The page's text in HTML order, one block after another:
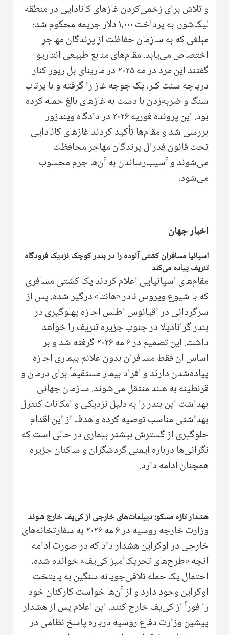
و تلاش برای زخمی‌کردن غازهای کانادایی در منطقه
لیک‌شور، به پرداخت ۱,۰۰۰ دلار جریمه محکوم شد؛
مبلغی که به سازمان حفاظت از پرندگان مهاجر
اختصاص می‌یابد. مقام‌های منابع طبیعی انتاریو
گفتند این مرد در مه ۲۰۲۵ در مارینای بل ریور کنار
دریاچه سنت کلر، یک جوجه غاز را گرفته و با پرتاب
سنگ و ضربه‌زدن با دست به غازهای بالغ حمله کرده
بود. این پرونده فوریه ۲۰۲۶ در دادگاه ویندزور
بررسی شد و مقام‌ها تأکید کردند غازهای کانادایی
تحت قانون فدرال پرندگان مهاجر محافظت
می‌شوند و آسیب‌رساندن به آن‌ها جرم محسوب
می‌شود.
اخبار جهان
اسپانیا مسافران کشتی آلوده را در بندر کوچک نزدیک فرودگاه
تنریف پیاده می‌کند
مقام‌های اسپانیایی اعلام کردند یک کشتی مسافری
که با شیوع ویروس نادر «هانتا» درگیر شده، پس از
سرگردانی در اقیانوس اطلس اجازه پهلوگیری در
بندر گرانادیلا در جنوب جزیره تنریف را خواهد
داشت. این تصمیم در ۶ مه ۲۰۲۶ گرفته شد و بر
اساس آن فقط مسافران بدون علائم بیماری اجازه
پیاده‌شدن دارند و افراد بیمار مستقیماً برای درمان و
قرنطینه به هلند منتقل می‌شوند. سازمان جهانی
بهداشت این بندر را به دلیل نزدیکی و امکانات کنترل
بهداشتی مناسب توصیه کرده و هدف از این اقدام
جلوگیری از گسترش بیشتر بیماری در حالی است که
نگرانی‌ها درباره ایمنی گردشگران و ساکنان جزیره
همچنان ادامه دارد.
هشدار تازه مسکو: دیپلمات‌های خارجی از کی‌یف خارج شوند
وزارت خارجه روسیه در ۶ مه ۲۰۲۶ به سفارتخانه‌های
خارجی در اوکراین هشدار داد که در صورت ادامه
آنچه «طرح‌های تحریک‌آمیز کی‌یف» خوانده شده،
احتمال یک حمله تلافی‌جویانه سنگین به پایتخت
اوکراین وجود دارد و از آن‌ها خواست کارکنان خود
را فوراً از کی‌یف خارج کنند. این اعلام پس از هشدار
پیشین وزارت دفاع روسیه درباره پاسخ نظامی در